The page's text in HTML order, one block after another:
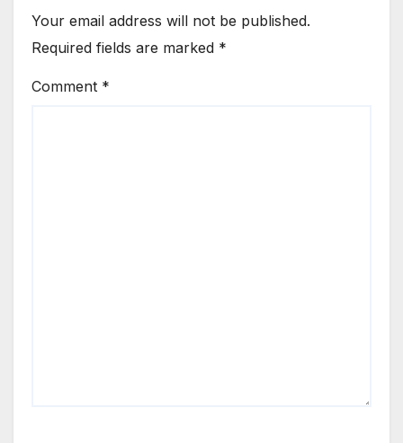
Your email address will not be published.
Required fields are marked *
Comment *